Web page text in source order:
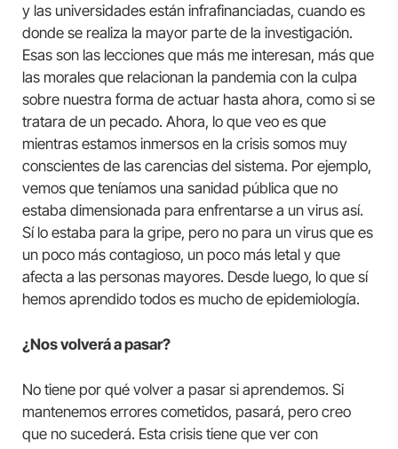
y las universidades están infrafinanciadas, cuando es
donde se realiza la mayor parte de la investigación.
Esas son las lecciones que más me interesan, más que
las morales que relacionan la pandemia con la culpa
sobre nuestra forma de actuar hasta ahora, como si se
tratara de un pecado. Ahora, lo que veo es que
mientras estamos inmersos en la crisis somos muy
conscientes de las carencias del sistema. Por ejemplo,
vemos que teníamos una sanidad pública que no
estaba dimensionada para enfrentarse a un virus así.
Sí lo estaba para la gripe, pero no para un virus que es
un poco más contagioso, un poco más letal y que
afecta a las personas mayores. Desde luego, lo que sí
hemos aprendido todos es mucho de epidemiología.
¿Nos volverá a pasar?
No tiene por qué volver a pasar si aprendemos. Si
mantenemos errores cometidos, pasará, pero creo
que no sucederá. Esta crisis tiene que ver con